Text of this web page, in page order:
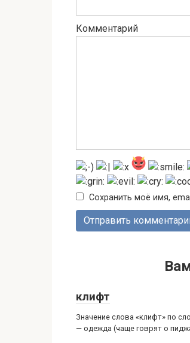
Комментарий
Сохранить моё имя,
клифт
Значение слова «клифт» по
— одежда (чаще говрят о